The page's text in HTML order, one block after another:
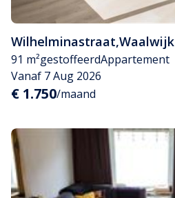
Wilhelminastraat,Waalwijk
91 m²gestoffeerdAppartement
Vanaf 7 Aug 2026
€ 1.750/maand